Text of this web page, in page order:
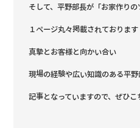
そして、平野部長が「お家作りの
１ページ丸々掲載されております
真摯とお客様と向かい合い
現場の経験や広い知識のある平
記事となっていますので、ぜひ